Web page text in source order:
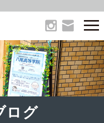
ログ